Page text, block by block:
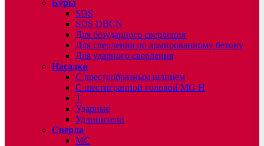
Буры
SDS
SDS DBCN
Для безударного сверления
Для сверления по армированному бетону
Для ударного сверления
Насадки
С крестообразным шлицем
С шестигранной головой MG H
T
Ударные
Удлинители
Сверла
МС